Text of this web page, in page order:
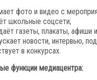
фото и видео с
школьные соцсети;
газеты, плакаты, афиши
новости, интервью,
в конкурсах.
функции медиацентра: